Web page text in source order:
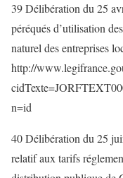
39 Délibération du 25
péréqués d’utilisation
naturel des entreprises
http://
n=id
40 Délibération du 25
relatif aux tarifs